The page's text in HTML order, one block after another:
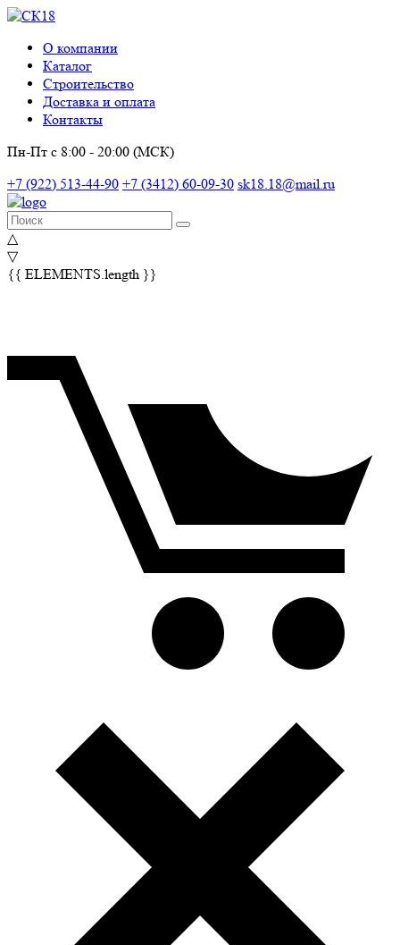
О компании
Каталог
Строительство
Доставка и оплата
Контакты
Пн-Пт с 8:00 - 20:00 (МСК)
+7 (922) 513-44-90 +7 (3412) 60-09-30 sk18.18@mail.ru
△
▽
{{ ELEMENTS.length }}